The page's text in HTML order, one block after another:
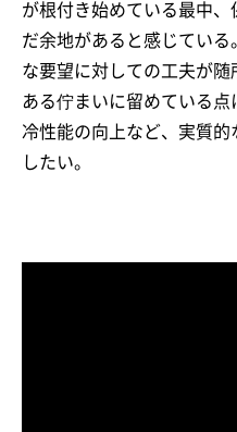
が根付き始めている最中
だ余地があると感じてい
な要望に対しての工夫が
ある佇まいに留めている
冷性能の向上など、実質
したい。
お買い物を続ける